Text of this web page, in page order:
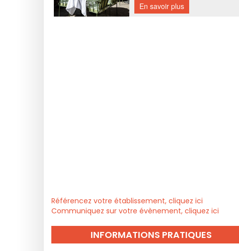
Référencez votre établissement, cliquez ici
Communiquez sur votre évènement, cliquez ici
INFORMATIONS PRATIQUES